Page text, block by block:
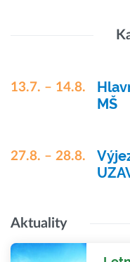
13.7. – 14.8.
MŠ
27.8. – 28.8.
Aktuality